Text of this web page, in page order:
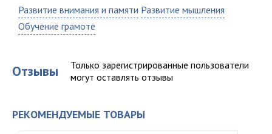
Развитие внимания и памяти Развитие мышления
Обучение грамоте
Отзывы
Только зарегистрированные пользователи
могут оставлять отзывы
РЕКОМЕНДУЕМЫЕ ТОВАРЫ